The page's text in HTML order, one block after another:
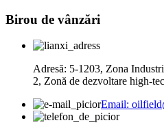
Birou de vânzări
Adresă: 5-1203, Zona
2, Zonă de dezvoltare high-
Email: